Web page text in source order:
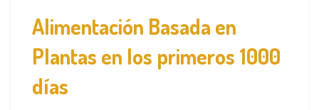
Alimentación Basada en
Plantas en los primeros 1000
días